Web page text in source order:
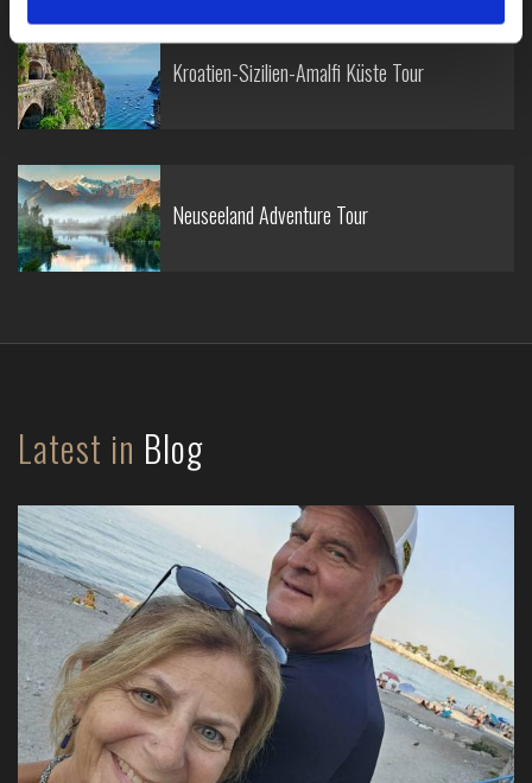
Kroatien-Sizilien-Amalfi Küste Tour
Neuseeland Adventure Tour
Latest in Blog